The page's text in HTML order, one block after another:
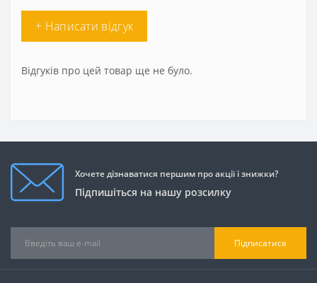
+ Написати відгук
Відгуків про цей товар ще не було.
Хочете дізнаватися першим про акції і знижки?
Підпишіться на нашу розсилку
Підписатися